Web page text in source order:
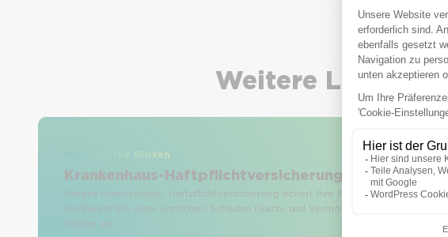
Weitere
Medizinische Risiken
Krankenhaus-Haftpflichtversicherung
Unsere Krankenhaus- Haftpflichtversicherung sichert Ihre Einrichtung und Ihr
bei Personen- oder sonstigen Schäden (Sach- und Vermögensschäden)
Dritten ab.